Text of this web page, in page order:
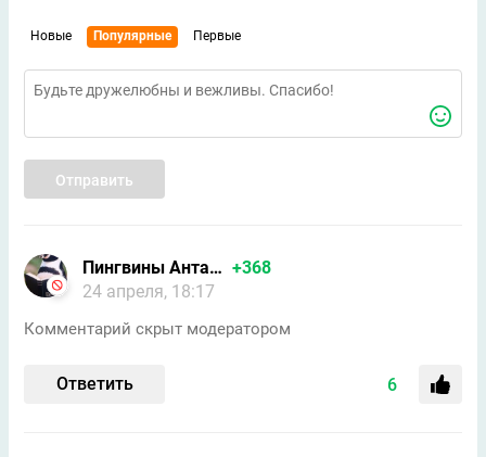
Новые Популярные Первые
Отправить
Пингвины Антарктиды/Форпо +368
24 апреля, 18:17
Комментарий скрыт модератором
Ответить 6